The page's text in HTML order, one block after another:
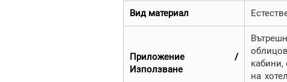
Вид материал
Приложение /
Използване
кабини,
на